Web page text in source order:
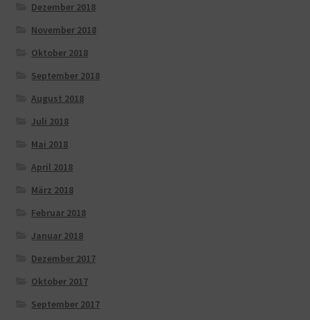
Dezember 2018
November 2018
Oktober 2018
September 2018
August 2018
Juli 2018
Mai 2018
April 2018
März 2018
Februar 2018
Januar 2018
Dezember 2017
Oktober 2017
September 2017